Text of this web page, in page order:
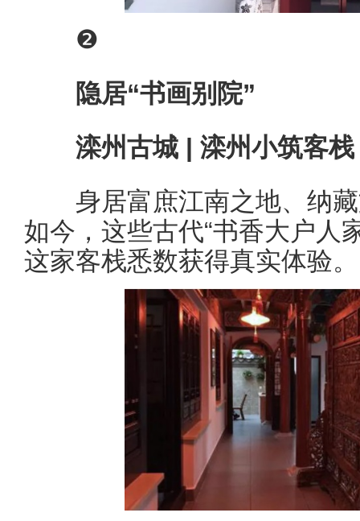
❷
隐居“书画别院”
滦州古城 | 滦州小筑客栈
身居富庶江南之地、纳
如今，这些古代“书香大户人
这家客栈悉数获得真实体验。